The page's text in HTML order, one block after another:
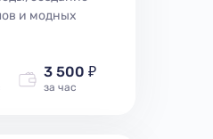
и модных
3 500 ₽
за час